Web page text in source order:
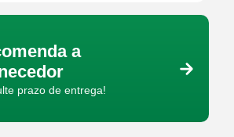
a
prazo de entrega!